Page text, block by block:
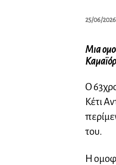
25/06/2026
Μια
Ο
Κέτι
του.
Η